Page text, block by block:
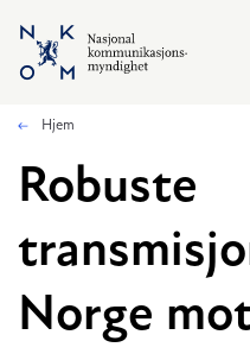
Hopp til hovedinnhold
Hjem
Robuste
Norge